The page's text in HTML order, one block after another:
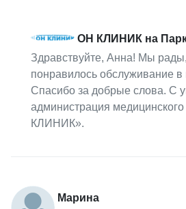
ОН КЛИНИК на
Здравствуйте, Анна! Мы
понравилось обслуживание
Спасибо за добрые слова. С
администрация
КЛИНИК».
Марина